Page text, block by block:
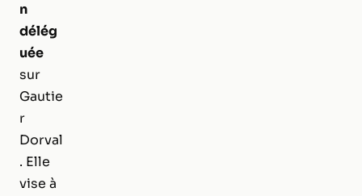
n
délég
uée
sur
Gautie
r
Dorval
. Elle
vise à